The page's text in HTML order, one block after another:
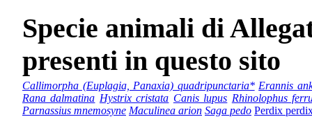
Specie animali di
presenti in questo sito
Callimorpha (Euplagia, Panaxia) quadripunctaria* Erannis
Rana dalmatina Hystrix cristata Canis lupus Rhinolophus
Parnassius mnemosyne Maculinea arion Saga pedo Perdix